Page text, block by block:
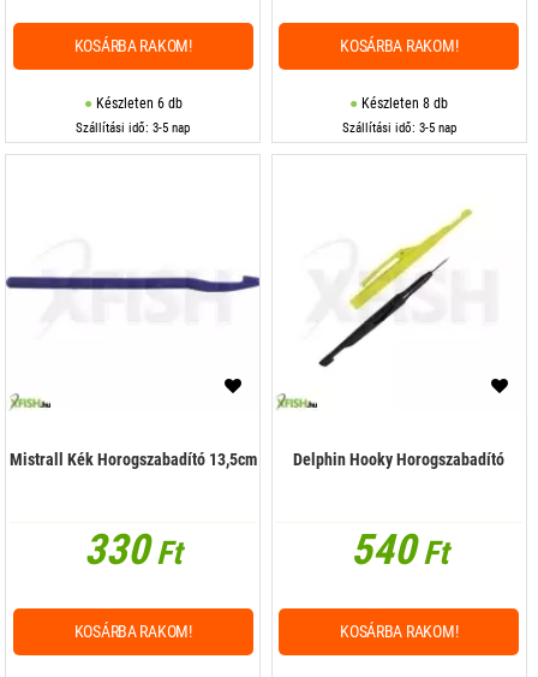
Készleten 6 db
Szállítási idő: 3-5 nap
KOSÁRBA RAKOM!
Készleten 8 db
Szállítási idő: 3-5 nap
KOSÁRBA RAKOM!
Mistrall Kék Horogszabadító 13,5cm
330Ft
KOSÁRBA RAKOM!
Delphin Hooky Horogszabadító
540Ft
KOSÁRBA RAKOM!